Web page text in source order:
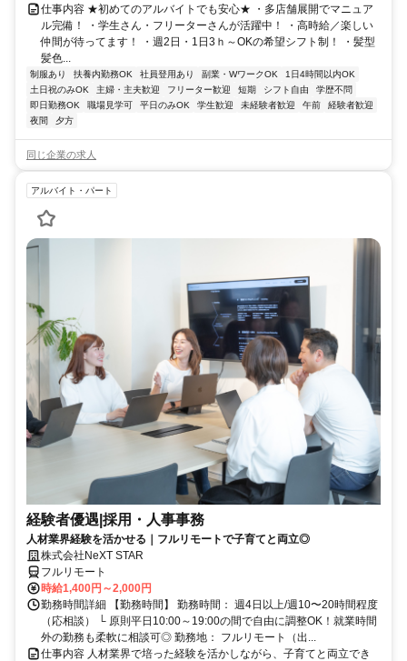
仕事内容 ★初めてのアルバイトでも安心★ ・多店舗展開でマニュア
ル完備！ ・学生さん・フリーターさんが活躍中！ ・高時給／楽しい
仲間が待ってます！ ・週2日・1日3ｈ～OKの希望シフト制！ ・髪型
髪色...
制服あり 扶養内勤務OK 社員登用あり 副業・WワークOK
1日4時間以内OK
土日祝のみOK
主婦・主夫歓迎 フリーター歓迎 短期 シフト自由
学歴不問
即日勤務OK
職場見学可 平日のみOK 学生歓迎 未経験者歓迎 午前
経験者歓迎
夜間
夕方
同じ企業の求人
アルバイト・パート
経験者優遇|採用・人事事務
人材業界経験を活かせる｜フルリモートで子育てと両立◎
株式会社NeXT STAR
フルリモート
時給1,400円～2,000円
勤務時間詳細 【勤務時間】 勤務時間： 週4日以上/週10〜20時間程度
（応相談） └ 原則平日10:00～19:00の間で自由に調整OK！就業時間
外の勤務も柔軟に相談可◎ 勤務地： フルリモート（出...
仕事内容 人材業界で培った経験を活かしながら、子育てと両立でき